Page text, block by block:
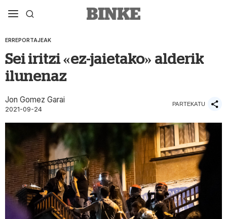
ERREPORTAJEAK
Sei iritzi «ez-jaietako» alderik
ilunenaz
Jon Gomez Garai
2021-09-24
PARTEKATU